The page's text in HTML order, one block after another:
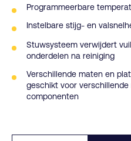
Programmeerbare
Instelbare stijg- en
Stuwsysteem verwijdert
onderdelen na reiniging
Verschillende maten en
geschikt voor
componenten